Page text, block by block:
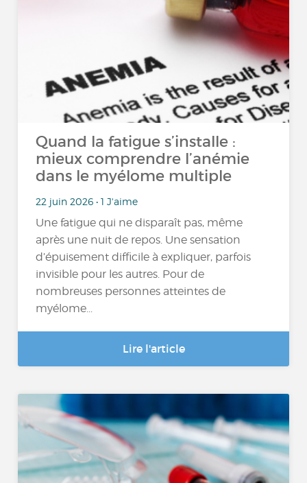
Quand la fatigue s’installe :
mieux comprendre l’anémie
dans le myélome multiple
22 juin 2026 • 1 J'aime
Une fatigue qui ne disparaît pas, même
après une nuit de repos. Une sensation
d’épuisement difficile à expliquer, parfois
invisible pour les autres. Pour de
nombreuses personnes atteintes de
myélome...
Lire l'article